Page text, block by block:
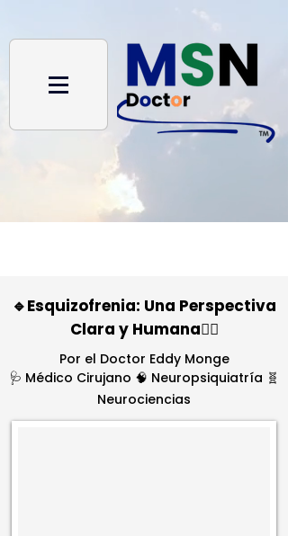
🔹Esquizofrenia: Una Perspectiva
Clara y Humana👨‍⚕️
Por el Doctor Eddy Monge
🩺 Médico Cirujano 🧠 Neuropsiquiatría 🧬
Neurociencias